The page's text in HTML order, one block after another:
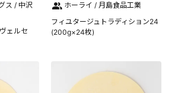
ス / 中沢
ェルセ
ホーライ / 月島食品工業
フィユタージュトラディション24
(200g×24枚)